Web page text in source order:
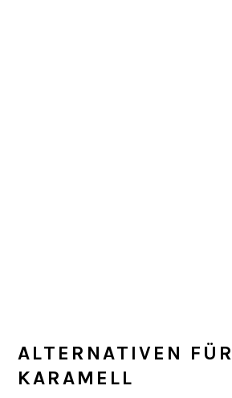
ALTERNATIVEN FÜR
KARAMELL